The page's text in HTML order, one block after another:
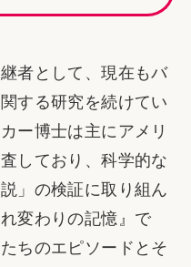
者として、現在もバ
する研究を続けてい
ー博士は主にアメリ
しており、科学的な
」の検証に取り組ん
変わりの記憶』で
ちのエピソードとそ